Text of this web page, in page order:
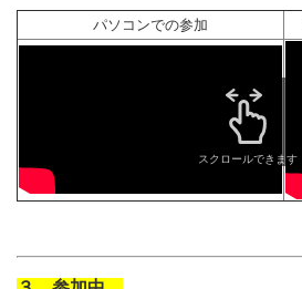
パソコンでの参加
スクロールできます